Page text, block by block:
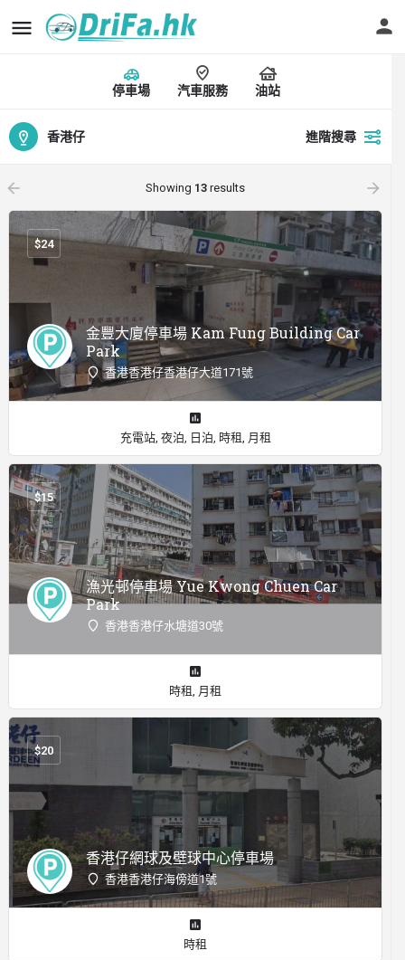
停車場 汽車服務 油站
香港仔 進階搜尋
arrow_backward Showing 13 results arrow_forward
金豐大廈停車場 Kam Fung Building Car
Park
香港香港仔香港仔大道171號
$24
充電站, 夜泊, 日泊, 時租, 月租
漁光邨停車場 Yue Kwong Chuen Car
Park
香港香港仔水塘道30號
$15
時租, 月租
香港仔網球及壁球中心停車場
香港香港仔海傍道1號
$20
時租